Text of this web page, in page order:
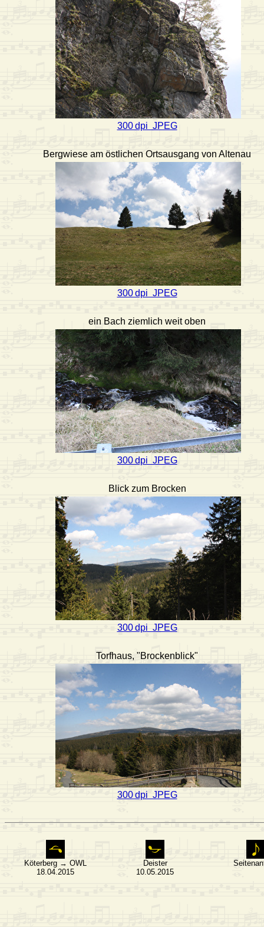
300 dpi JPEG
Bergwiese am östlichen Ortsausgang von Altenau
300 dpi JPEG
ein Bach ziemlich weit oben
300 dpi JPEG
Blick zum Brocken
300 dpi JPEG
Torfhaus, "Brockenblick"
300 dpi JPEG
Köterberg → OWL
18.04.2015
Deister
10.05.2015